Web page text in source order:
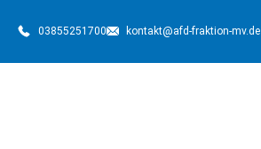
03855251700 kontakt@afd-fraktion-mv.de